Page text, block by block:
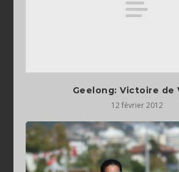
Geelong: Victoire de
12 février 2012